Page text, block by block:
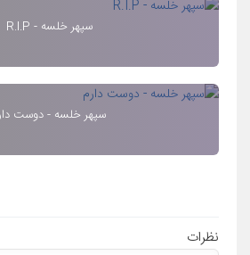
سپهر خلسه - R.I.P
سپهر خلسه - دوست
نظرات